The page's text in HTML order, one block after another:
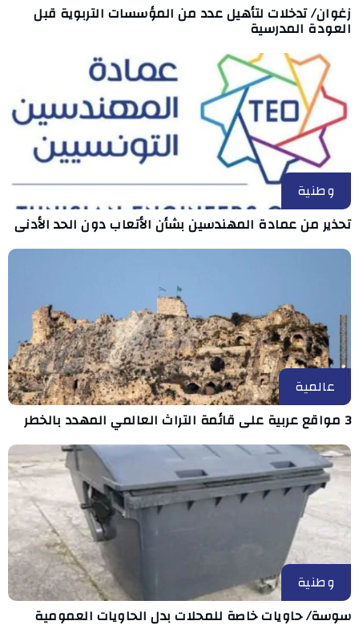
زغوان/ تدخلات لتأهيل عدد من المؤسسات التربوية قبل
العودة المدرسية
وطنية
تحذير من عمادة المهندسين بشأن الأتعاب دون الحد الأدنى
عالمية
3 مواقع عربية على قائمة التراث العالمي المهدد بالخطر
وطنية
سوسة/ حاويات خاصة للمحلات بدل الحاويات العمومية